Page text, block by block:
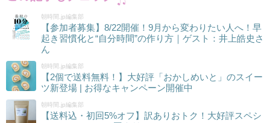
朝時間.jp編集部
【参加者募集】8/22開催！9月から変わりたい人へ！早
起き習慣化と“自分時間”の作り方｜ゲスト：井上皓史さ
ん
朝時間.jp編集部
【2個で送料無料！】大好評「おかしめいと」のスイー
ツ新登場 | お得なキャンペーン開催中
朝時間.jp編集部
【送料込・初回5%オフ】訳ありおトク！大好評スペシ